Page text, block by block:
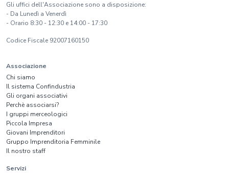
Gli uffici dell'Associazione sono a disposizione:
- Da Lunedì a Venerdì
- Orario 8:30 - 12:30 e 14:00 - 17:30
Codice Fiscale 92007160150
Associazione
Chi siamo
Il sistema Confindustria
Gli organi associativi
Perchè associarsi?
I gruppi merceologici
Piccola Impresa
Giovani Imprenditori
Gruppo Imprenditoria Femminile
Il nostro staff
Servizi